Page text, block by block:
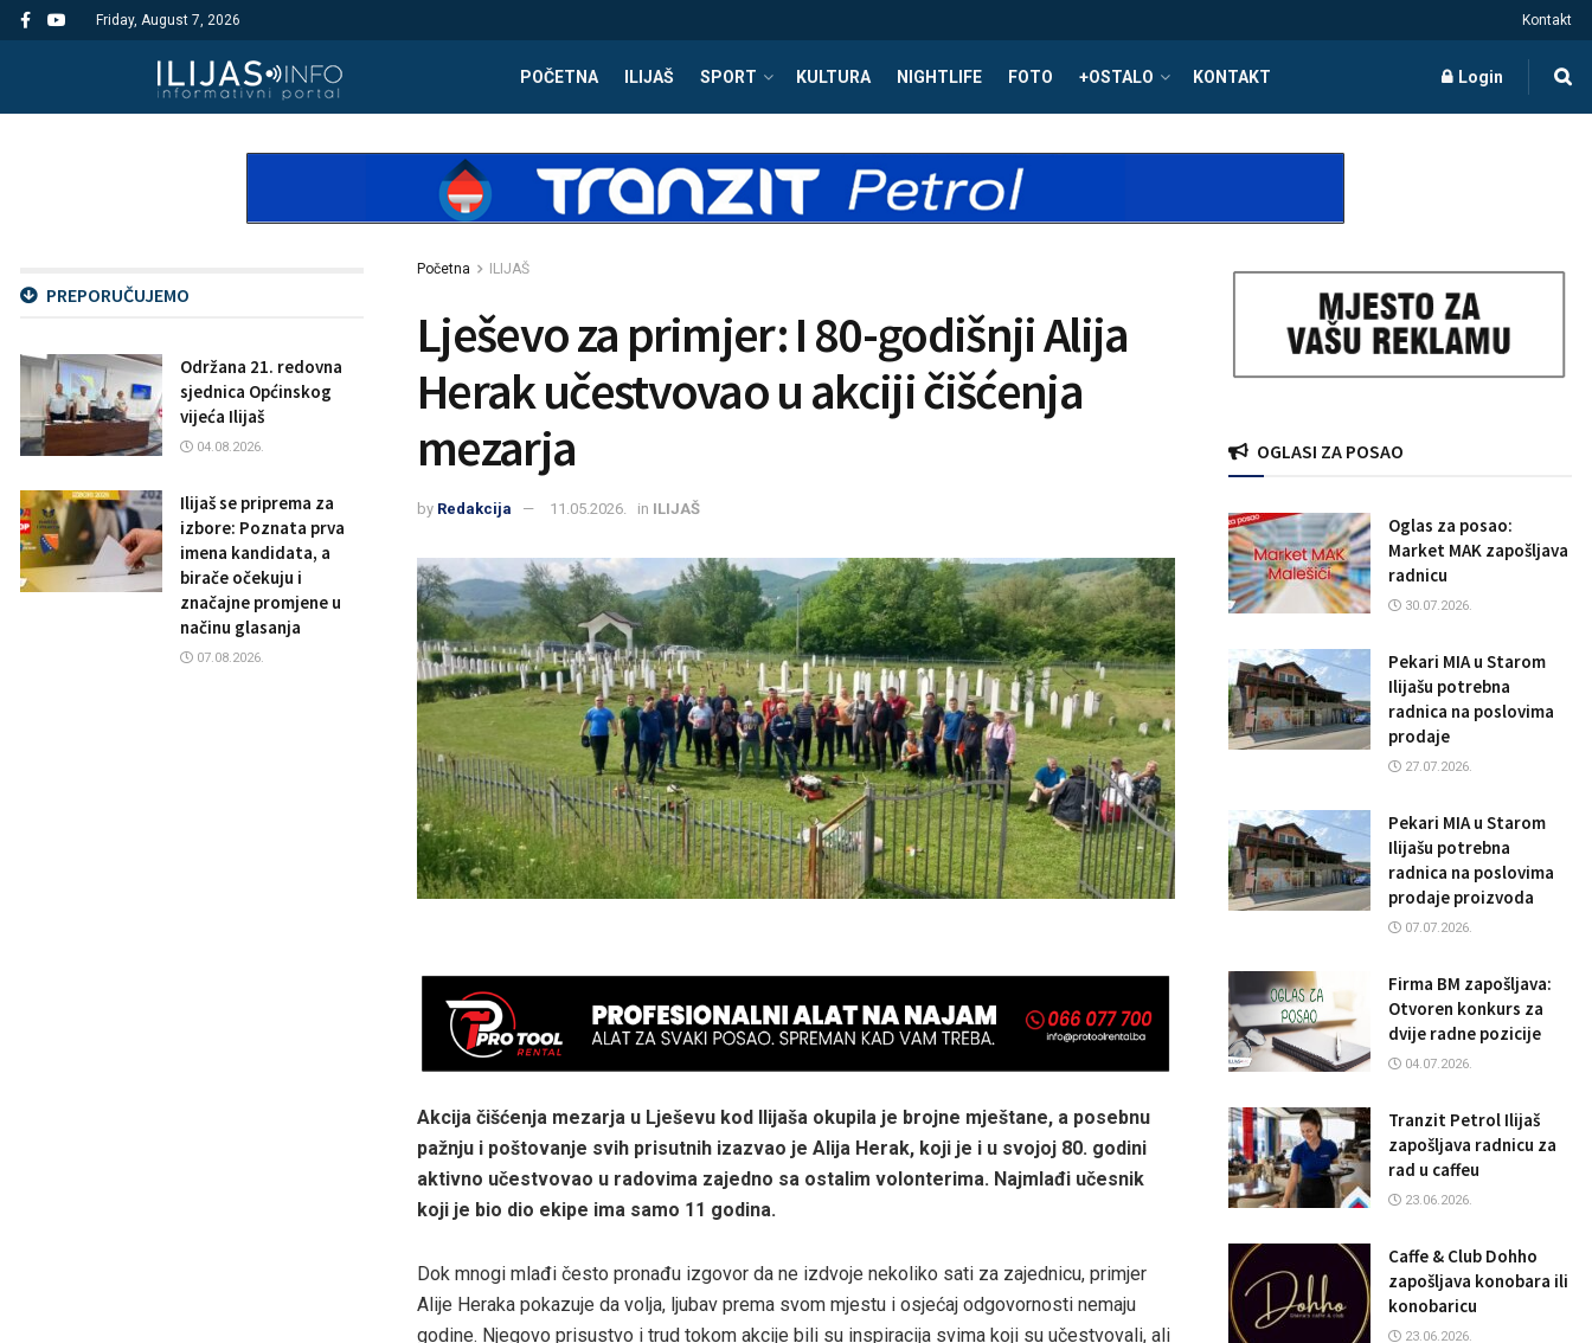
Friday, August 7, 2026 Kontakt
POČETNA ILIJAŠ SPORT KULTURA NIGHTLIFE FOTO +OSTALO KONTAKT Login
Početna ILIJAŠ
Lješevo za primjer: I 80-godišnji Alija
Herak učestvovao u akciji čišćenja
mezarja
by Redakcija 11.05.2026. in ILIJAŠ
Akcija čišćenja mezarja u Lješevu kod Ilijaša okupila je brojne mještane, a posebnu
pažnju i poštovanje svih prisutnih izazvao je Alija Herak, koji je i u svojoj 80. godini
aktivno učestvovao u radovima zajedno sa ostalim volonterima. Najmlađi učesnik
koji je bio dio ekipe ima samo 11 godina.
Dok mnogi mlađi često pronađu izgovor da ne izdvoje nekoliko sati za zajednicu, primjer
Alije Heraka pokazuje da volja, ljubav prema svom mjestu i osjećaj odgovornosti nemaju
godine. Njegovo prisustvo i trud tokom akcije bili su inspiracija svima koji su učestvovali, ali
PREPORUČUJEMO
Održana 21. redovna
sjednica Općinskog
vijeća Ilijaš
04.08.2026.
Ilijaš se priprema za
izbore: Poznata prva
imena kandidata, a
birače očekuju i
značajne promjene u
načinu glasanja
07.08.2026.
OGLASI ZA POSAO
Oglas za posao:
Market MAK zapošljava
radnicu
30.07.2026.
Pekari MIA u Starom
Ilijašu potrebna
radnica na poslovima
prodaje
27.07.2026.
Pekari MIA u Starom
Ilijašu potrebna
radnica na poslovima
prodaje proizvoda
07.07.2026.
Firma BM zapošljava:
Otvoren konkurs za
dvije radne pozicije
04.07.2026.
Tranzit Petrol Ilijaš
zapošljava radnicu za
rad u caffeu
23.06.2026.
Caffe & Club Dohho
zapošljava konobara ili
konobaricu
23.06.2026.